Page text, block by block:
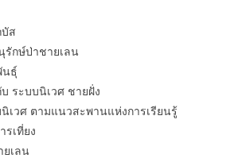
ส
าชายเลน
ธุ์
นิเวศ ชายฝั่ง
แนวสะพานแห่งการเรียนรู้
ที่ยง
ลน